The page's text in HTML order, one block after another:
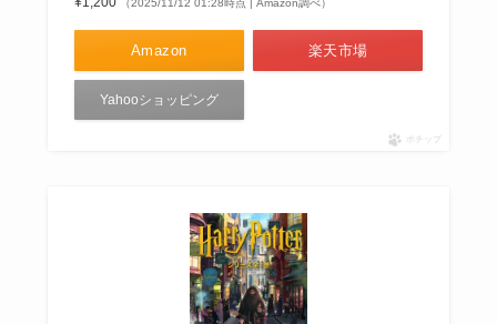
（2025/11/12 01:28時点 | Amazon調べ）
Amazon 楽天市場
Yahooショッピング
ポチップ